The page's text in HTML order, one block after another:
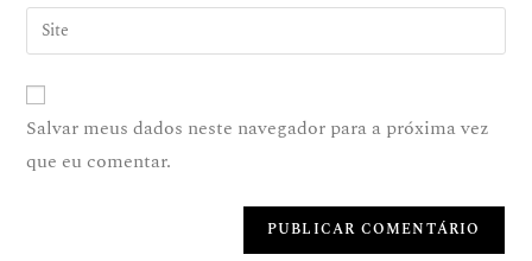
Salvar meus dados neste navegador para a próxima vez
que eu comentar.